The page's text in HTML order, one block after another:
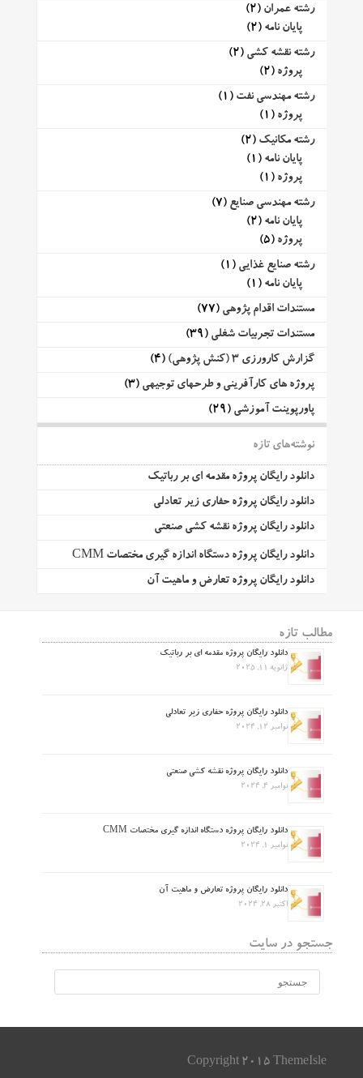
رشته عمران (2)
پایان نامه (2)
رشته نقشه کشی (2)
پروژه (2)
رشته مهندسی نفت (1)
پروژه (1)
رشته مکانیک (2)
پایان نامه (1)
پروژه (1)
رشته مهندسی صنایع (7)
پایان نامه (2)
پروژه (5)
رشته صنایع غذایی (1)
پایان نامه (1)
مستندات اقدام پژوهی (77)
مستندات تجربیات شغلی (39)
گزارش کارورزی 3 (کنش پژوهی)
(4)
پروژه های کارآفرینی و طرحهای توجیهی (3)
پاورپوینت آموزشی (29)
نوشته‌های تازه
دانلود رایگان پروژه مقدمه ای بر رباتیک
دانلود رایگان پروژه حفاری زیر تعادلی
دانلود رایگان پروژه نقشه کشی صنعتی
دانلود رایگان پروژه دستگاه اندازه گیری مختصات CMM
دانلود رایگان پروژه تعارض و ماهیت آن
مطالب تازه
دانلود رایگان پروژه مقدمه ای بر رباتیک
ژانویه 11, 2025
دانلود رایگان پروژه حفاری زیر تعادلی
نوامبر 12, 2024
دانلود رایگان پروژه نقشه کشی صنعتی
نوامبر 4, 2024
دانلود رایگان پروژه دستگاه اندازه گیری مختصات CMM
نوامبر 1, 2024
دانلود رایگان پروژه تعارض و ماهیت آن
اکتبر 28, 2024
جستجو در سایت
Copyright 2015 ThemeIsle